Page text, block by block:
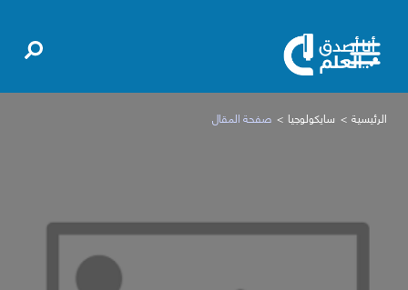
الرئيسية سايكولوجيا صفحة المقال